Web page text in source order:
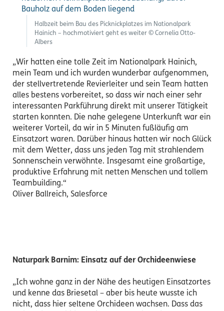
Halbzeit beim Bau des Picknickplatzes im Nationalpark
Hainich – hochmotiviert geht es weiter © Cornelia Otto-
Albers
„Wir hatten eine tolle Zeit im Nationalpark Hainich,
mein Team und ich wurden wunderbar aufgenommen,
der stellvertretende Revierleiter und sein Team hatten
alles bestens vorbereitet, so dass wir nach einer sehr
interessanten Parkführung direkt mit unserer Tätigkeit
starten konnten. Die nahe gelegene Unterkunft war ein
weiterer Vorteil, da wir in 5 Minuten fußläufig am
Einsatzort waren. Darüber hinaus hatten wir noch Glück
mit dem Wetter, dass uns jeden Tag mit strahlendem
Sonnenschein verwöhnte. Insgesamt eine großartige,
produktive Erfahrung mit netten Menschen und tollem
Teambuilding.“
Oliver Ballreich, Salesforce
Naturpark Barnim: Einsatz auf der Orchideenwiese
„Ich wohne ganz in der Nähe des heutigen Einsatzortes
und kenne das Briesetal – aber bis heute wusste ich
nicht, dass hier seltene Orchideen wachsen. Dass das